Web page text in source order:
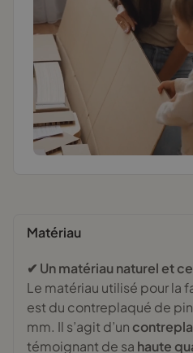
Matériau
✔ Un matériau naturel et
Le matériau utilisé pour la
est du contreplaqué de pin
mm. Il s’agit d’un
témoignant de sa haute